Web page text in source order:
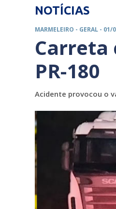
NOTÍCIAS
MARMELEIRO - GERAL - 01/
Carreta
PR-180
Acidente provocou o